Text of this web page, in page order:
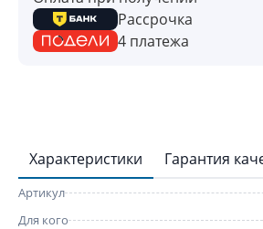
Рассрочка
4 платежа
Характеристики Гарантия
Артикул
Для кого